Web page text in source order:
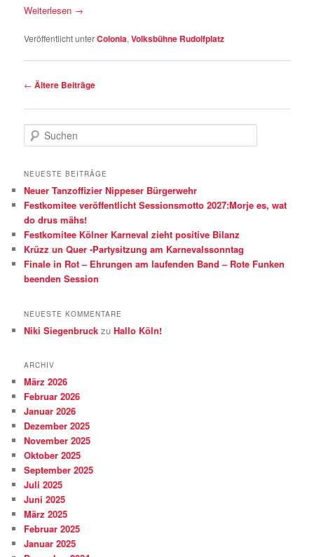
Weiterlesen →
Veröffentlicht unterColonia,Volksbühne Rudolfplatz
Beitragsnavigation
← Ältere Beiträge
u
h
n
NEUESTE BEITRÄGE
Neuer Tanzoffizier Nippeser Bürgerwehr
Festkomitee veröffentlicht Sessionsmotto 2027:Morje es, wat
do drus mähs!
Festkomitee Kölner Karneval zieht positive Bilanz
Krüzz un Quer -Partysitzung am Karnevalssonntag
Finale in Rot – Ehrungen am laufenden Band – Rote Funken
beenden Session
NEUESTE KOMMENTARE
Niki Siegenbruck zuHallo Köln!
ARCHIV
März 2026
Februar 2026
Januar 2026
Dezember 2025
November 2025
Oktober 2025
September 2025
Juli 2025
Juni 2025
März 2025
Februar 2025
Januar 2025